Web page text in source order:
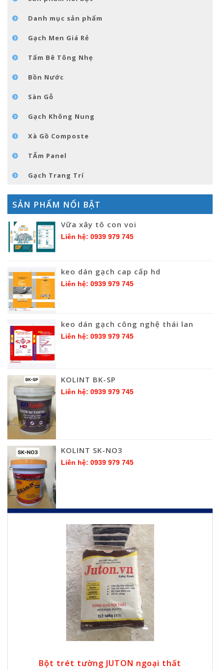
LIÊN HỆDanh mục sản phẩm
Gạch Men Giá Rẻ
Tấm Bê Tông Nhẹ
Bồn Nước
Sàn Gỗ
Gạch Không Nung
Xà Gồ Composte
TẤm Panel
Gạch Trang Trí
SẢN PHẨM NỔI BẬT
Vữa xây tô con voi
Liên hệ: 0939 979 745
keo dán gạch cap cấp hd
Liên hệ: 0939 979 745
keo dán gạch công nghệ thái lan
Liên hệ: 0939 979 745
KOLINT BK-SP
Liên hệ: 0939 979 745
KOLINT SK-NO3
Liên hệ: 0939 979 745
Bột trét tường JUTON ngoại thất